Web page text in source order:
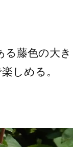
る藤色の大き
しめる。